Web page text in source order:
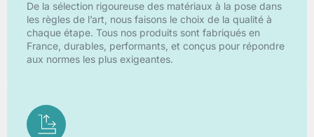
De la sélection rigoureuse des matériaux à la pose dans
les règles de l’art, nous faisons le choix de la qualité à
chaque étape. Tous nos produits sont fabriqués en
France, durables, performants, et conçus pour répondre
aux normes les plus exigeantes.